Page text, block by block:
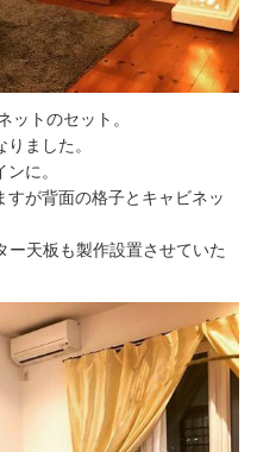
ットのセット。
ました。
に。
が背面の格子とキャビネッ
ー天板も製作設置させていた